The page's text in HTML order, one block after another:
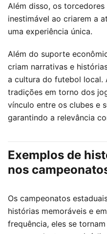
Além disso, os
inestimável ao criarem a
uma experiência única.
Além do suporte
criam narrativas e
a cultura do futebol local.
tradições em torno dos
vínculo entre os clubes e
garantindo a relevância
Exemplos de
nos
Os campeonatos
histórias memoráveis e
frequência, eles se